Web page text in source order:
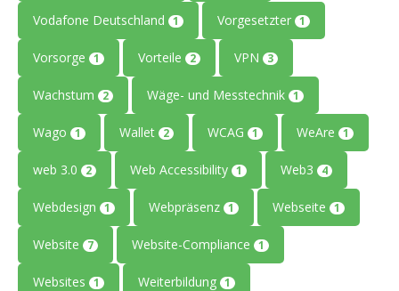
Vodafone Deutschland 1 Vorgesetzter 1
Vorsorge 1 Vorteile 2 VPN 3
Wachstum 2 Wäge- und Messtechnik 1
Wago 1 Wallet 2 WCAG 1 WeAre 1
web 3.0 2 Web Accessibility 1 Web3 4
Webdesign 1 Webpräsenz 1 Webseite 1
Website 7 Website-Compliance 1
Websites 1 Weiterbildung 1